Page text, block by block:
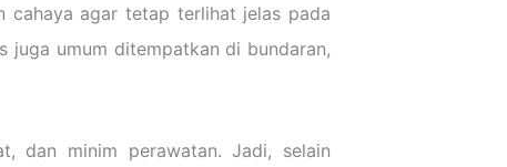
cahaya agar tetap terlihat jelas pada
juga umum ditempatkan di bundaran,
dan minim perawatan. Jadi, selain